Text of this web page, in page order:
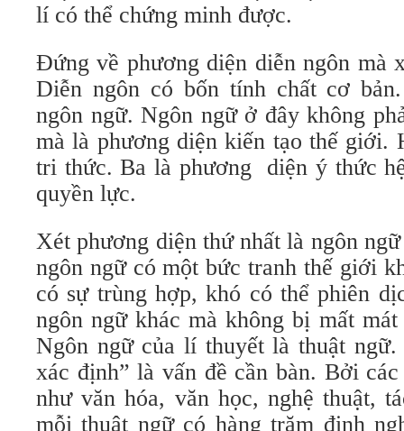
lí có thể chứng minh được.
Đứng về phương diện diễn ngôn mà
Diễn ngôn có bốn tính chất cơ
ngôn ngữ. Ngôn ngữ ở đây không
mà là phương diện kiến tạo thế giới.
tri thức. Ba là phương diện ý thức
quyền lực.
Xét phương diện thứ nhất là ngôn
ngôn ngữ có một bức tranh thế giới
có sự trùng hợp, khó có thể phiên
ngôn ngữ khác mà không bị mất
Ngôn ngữ của lí thuyết là thuật
xác định” là vấn đề cần bàn. Bởi
như văn hóa, văn học, nghệ thuật,
mỗi thuật ngữ có hàng trăm định